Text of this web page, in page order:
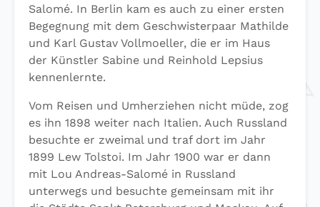
Salomé. In Berlin kam es auch zu einer ersten
Begegnung mit dem Geschwisterpaar Mathilde
und Karl Gustav Vollmoeller, die er im Haus
der Künstler Sabine und Reinhold Lepsius
kennenlernte.
Vom Reisen und Umherziehen nicht müde, zog
es ihn 1898 weiter nach Italien. Auch Russland
besuchte er zweimal und traf dort im Jahr
1899 Lew Tolstoi. Im Jahr 1900 war er dann
mit Lou Andreas-Salomé in Russland
unterwegs und besuchte gemeinsam mit ihr